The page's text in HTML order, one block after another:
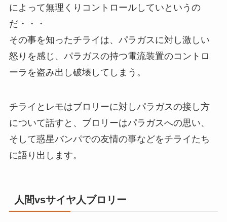
によって無理くりコントロールしていというの
だ・・・
その事を知ったチライは、パラガスに対し激しい
怒りを感じ、パラガスの持つ電流装置のコントロ
ーラを盗み出し破壊してしまう。
チライとレモはブロリーに対しパラガスの接し方
について話すと、ブロリーはパラガスへの思い、
そして惑星バンパでの友情の事などをチライたち
に語り出します。
人間vsサイヤ人ブロリー